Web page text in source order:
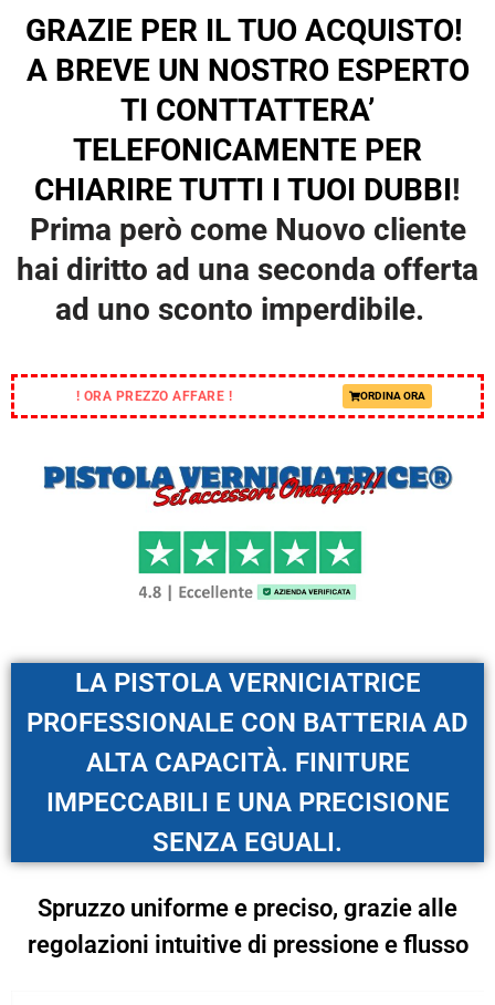
GRAZIE PER IL TUO ACQUISTO!
A BREVE UN NOSTRO ESPERTO
TI CONTTATTERA’
TELEFONICAMENTE PER
CHIARIRE TUTTI I TUOI DUBBI!
Prima però come Nuovo cliente
hai diritto ad una seconda offerta
ad uno sconto imperdibile.
! ORA PREZZO AFFARE ! ORDINA ORA
LA PISTOLA VERNICIATRICE
PROFESSIONALE CON BATTERIA AD
ALTA CAPACITÀ. FINITURE
IMPECCABILI E UNA PRECISIONE
SENZA EGUALI.
Spruzzo uniforme e preciso, grazie alle
regolazioni intuitive di pressione e flusso